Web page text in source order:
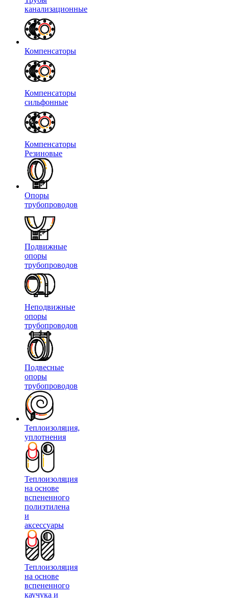
канализационные
Компенсаторы
Компенсаторы
сильфонные
Компенсаторы
Резиновые
Опоры
трубопроводов
Подвижные
опоры
трубопроводов
Неподвижные
опоры
трубопроводов
Подвесные
опоры
трубопроводов
Теплоизоляция,
уплотнения
Теплоизоляция
на основе
вспененного
полиэтилена
и
аксессуары
Теплоизоляция
на основе
вспененного
каучука и